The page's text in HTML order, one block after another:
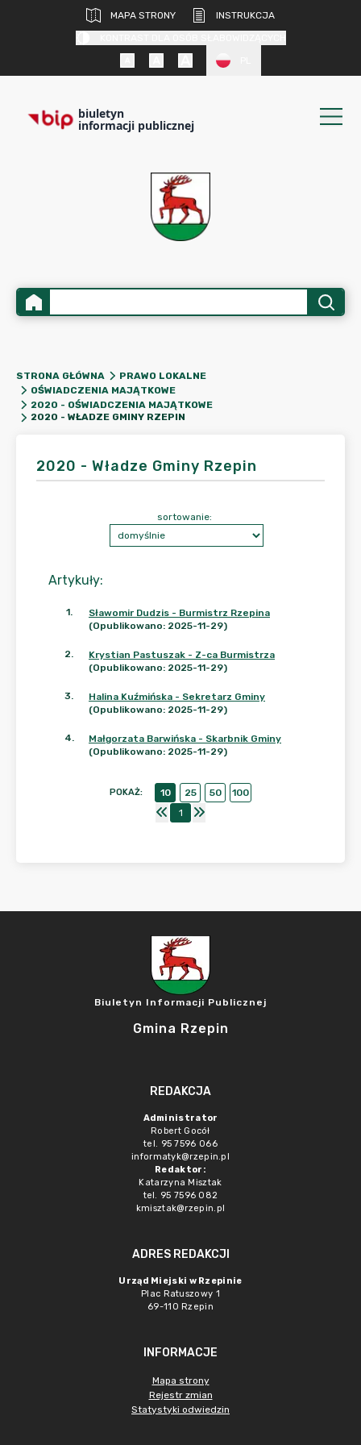
MAPA STRONY
INSTRUKCJA
biuletyn
informacji publicznej
STRONA GŁÓWNA
PRAWO LOKALNE
OŚWIADCZENIA MAJĄTKOWE
2020 - OŚWIADCZENIA MAJĄTKOWE
2020 - WŁADZE GMINY RZEPIN
2020 - Władze Gminy Rzepin
Artykuły:
sortowanie:
1.
Sławomir Dudzis - Burmistrz Rzepina
(Opublikowano: 2025-11-29)
2.
Krystian Pastuszak - Z-ca Burmistrza
(Opublikowano: 2025-11-29)
3.
Halina Kuźmińska - Sekretarz Gminy
(Opublikowano: 2025-11-29)
4.
Małgorzata Barwińska - Skarbnik Gminy
(Opublikowano: 2025-11-29)
POKAŻ: 10 25 50
100
1
Biuletyn Informacji Publicznej
Gmina Rzepin
REDAKCJA
Administrator
Robert Gocół
tel. 95 7596 066
informatyk@rzepin.pl
Redaktor:
Katarzyna Misztak
tel. 95 7596 082
kmisztak@rzepin.pl
ADRES REDAKCJI
Urząd Miejski w Rzepinie
Plac Ratuszowy 1
69-110 Rzepin
INFORMACJE
Mapa strony
Rejestr zmian
Statystyki odwiedzin